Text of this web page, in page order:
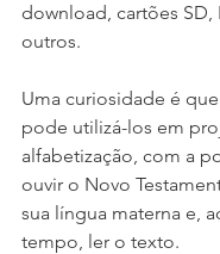
download, cartões SD,
outros.
Uma curiosidade é
pode utilizá-los em
alfabetização, com a
ouvir o Novo
sua língua materna e,
tempo, ler o texto.